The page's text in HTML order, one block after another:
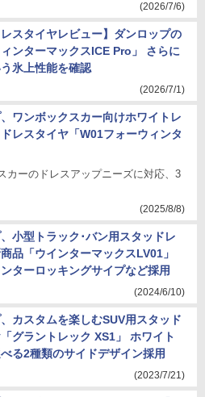
(2026/7/6)
レスタイヤレビュー】ダンロップの
ンターマックスICE Pro」 さらに
氷上性能を確認
(2026/7/1)
ワンボックスカー向けホワイトレ
レスタイヤ「W01フォーウィンタ
カーのドレスアップニーズに対応、3
(2025/8/8)
小型トラック･バン用スタッドレ
品「ウインターマックスLV01」
ターロッキングサイプなど採用
(2024/6/10)
カスタムを楽しむSUV用スタッド
グラントレック XS1」 ホワイト
る2種類のサイドデザイン採用
(2023/7/21)